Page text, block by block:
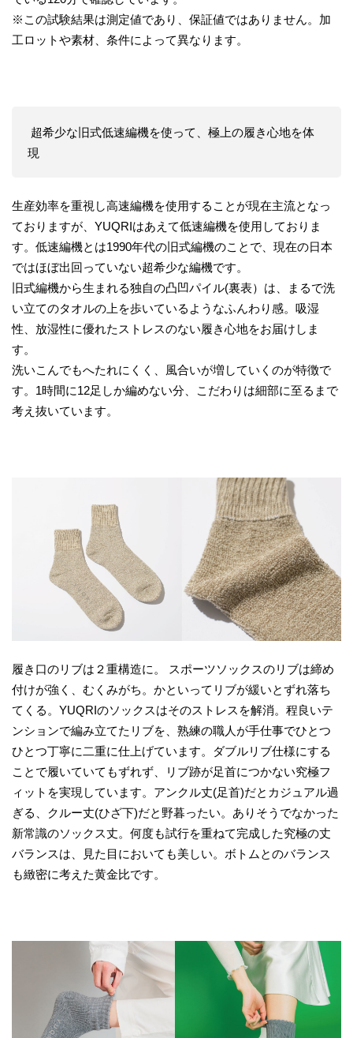
※この試験結果は測定値であり、保証値ではありません。加
工ロットや素材、条件によって異なります。
超希少な旧式低速編機を使って、極上の履き心地を体
現
生産効率を重視し高速編機を使用することが現在主流となっ
ておりますが、YUQRIはあえて低速編機を使用しておりま
す。低速編機とは1990年代の旧式編機のことで、現在の日本
ではほぼ出回っていない超希少な編機です。
旧式編機から生まれる独自の凸凹パイル(裏表）は、まるで洗
い立てのタオルの上を歩いているようなふんわり感。吸湿
性、放湿性に優れたストレスのない履き心地をお届けしま
す。
洗いこんでもへたれにくく、風合いが増していくのが特徴で
す。1時間に12足しか編めない分、こだわりは細部に至るまで
考え抜いています。
履き口のリブは２重構造に。 スポーツソックスのリブは締め
付けが強く、むくみがち。かといってリブが緩いとずれ落ち
てくる。YUQRIのソックスはそのストレスを解消。程良いテ
ンションで編み立てたリブを、熟練の職人が手仕事でひとつ
ひとつ丁寧に二重に仕上げています。ダブルリブ仕様にする
ことで履いていてもずれず、リブ跡が足首につかない究極フ
ィットを実現しています。アンクル丈(足首)だとカジュアル過
ぎる、クルー丈(ひざ下)だと野暮ったい。ありそうでなかった
新常識のソックス丈。何度も試行を重ねて完成した究極の丈
バランスは、見た目においても美しい。ボトムとのバランス
も緻密に考えた黄金比です。